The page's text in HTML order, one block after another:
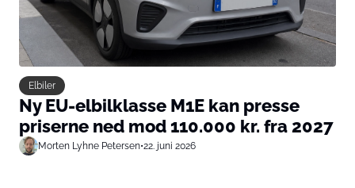
Elbiler
Ny EU-elbilklasse M1E kan presse
priserne ned mod 110.000 kr. fra 2027
Morten Lyhne Petersen•22. juni 2026